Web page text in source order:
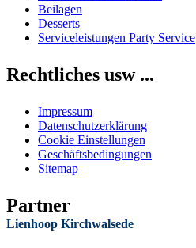
Beilagen
Desserts
Serviceleistungen Party Service
Rechtliches usw ...
Impressum
Datenschutzerklärung
Cookie Einstellungen
Geschäftsbedingungen
Sitemap
Partner
Lienhoop Kirchwalsede